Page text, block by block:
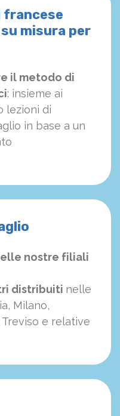
francese
misura per
il metodo di
: insieme ai
lezioni di
in base a un
nostre filiali
distribuiti nelle
Milano,
Treviso e relative